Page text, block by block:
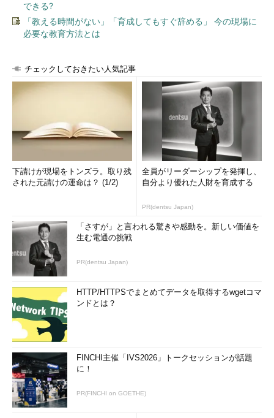
図23 構成タブ
スケール
［スケール］タブではAzureWebサイトの動作モードを変更で
ス数の増減や、CPU負荷や時間に応じてインスタンス数を増減す
補足
［スケール］タブのオートスケールの設定は2013年11月現
在、プレビュー機能である
図24 スケールタブ
リンク済みリソース
［リンク済みリソース］タブでは、Webサイトに関連する
できる?
「教える時間がない」「育成してもすぐ辞める」 今の現場に
必要な教育方法とは
チェックしておきたい人気記事
下請けが現場をトンズラ。取り残
された元請けの運命は？ (1/2)
全員がリーダーシップを発揮し、
自分より優れた人財を育成する
PR(dentsu Japan)
「さすが」と言われる驚きや感動を。新しい価値を
生む電通の挑戦
PR(dentsu Japan)
HTTP/HTTPSでまとめてデータを取得するwgetコマ
ンドとは？
FINCHI主催「IVS2026」トークセッションが話題
に！
PR(FINCHI on GOETHE)